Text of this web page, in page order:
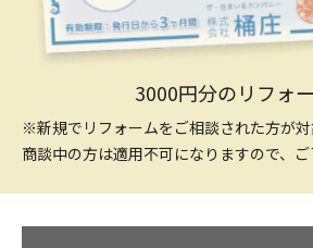
3000円分のリフォ
※新規でリフォームをご相談された方が
商談中の方は適用不可になりますので、ご